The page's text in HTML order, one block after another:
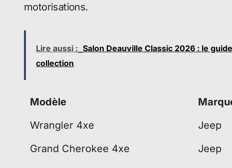
motorisations.
Lire aussi : Salon Deauville Classic 2026 : le
collection
Modèle
Wrangler 4xe
Jeep
Grand Cherokee 4xe
Jeep